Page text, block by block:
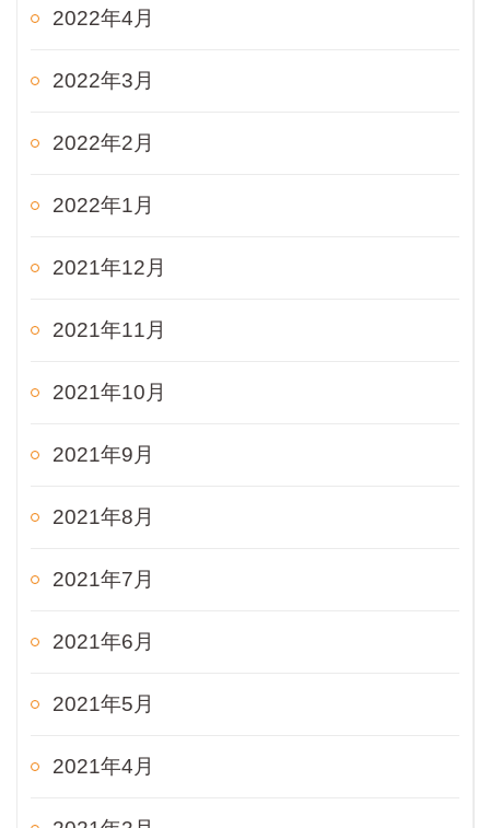
2022年4月
2022年3月
2022年2月
2022年1月
2021年12月
2021年11月
2021年10月
2021年9月
2021年8月
2021年7月
2021年6月
2021年5月
2021年4月